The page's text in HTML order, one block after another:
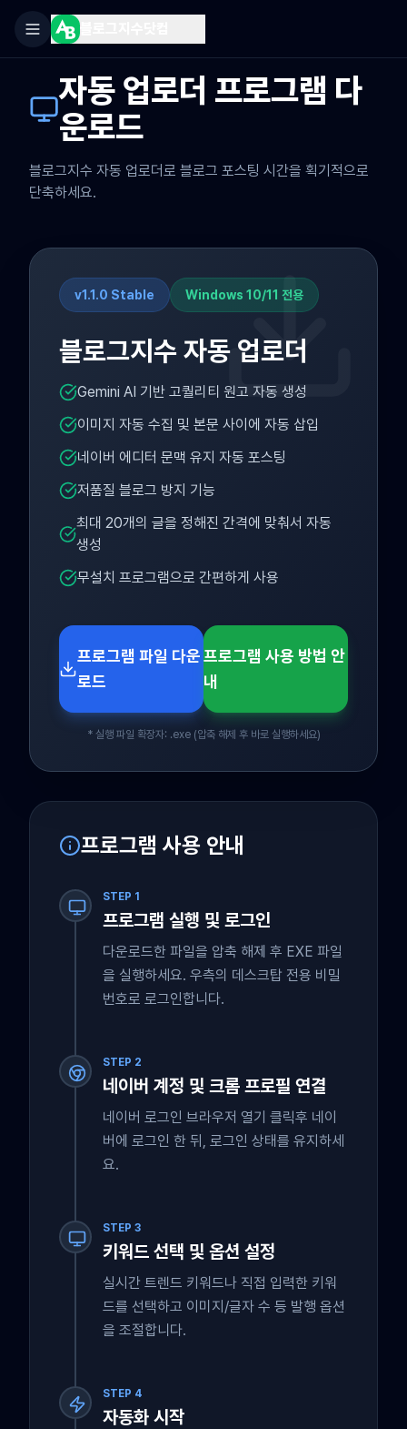
자동 업로더 프로그램 다
운로드
블로그지수 자동 업로더로 블로그 포스팅 시간을 획기적으로
단축하세요.
v1.1.0 Stable Windows 10/11 전용
블로그지수 자동 업로더
Gemini AI 기반 고퀄리티 원고 자동 생성
이미지 자동 수집 및 본문 사이에 자동 삽입
네이버 에디터 문맥 유지 자동 포스팅
저품질 블로그 방지 기능
최대 20개의 글을 정해진 간격에 맞춰서 자동
생성
무설치 프로그램으로 간편하게 사용
프로그램 파일 다운
로드
프로그램 사용 방법 안
내
* 실행 파일 확장자: .exe (압축 해제 후 바로 실행하세요)
프로그램 사용 안내
STEP 1
프로그램 실행 및 로그인
다운로드한 파일을 압축 해제 후 EXE 파일
을 실행하세요. 우측의 데스크탑 전용 비밀
번호로 로그인합니다.
STEP 2
네이버 계정 및 크롬 프로필 연결
네이버 로그인 브라우저 열기 클릭후 네이
버에 로그인 한 뒤, 로그인 상태를 유지하세
요.
STEP 3
키워드 선택 및 옵션 설정
실시간 트렌드 키워드나 직접 입력한 키워
드를 선택하고 이미지/글자 수 등 발행 옵션
을 조절합니다.
STEP 4
자동화 시작